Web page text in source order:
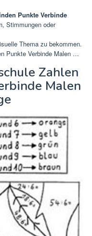
Punkte Verbinde
Stimmungen oder
Thema zu bekommen.
Punkte Verbinde Malen …
Zahlen
Malen